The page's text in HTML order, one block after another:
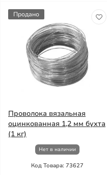
Продано
Проволока вязальная
оцинкованная 1,2 мм бухта
(1 кг)
Нет в наличии
Код Товара: 73627